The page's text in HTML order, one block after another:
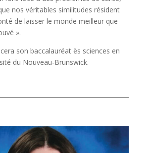
nos véritables similitudes résident
de laisser le monde meilleur que
».
son baccalauréat ès sciences en
du Nouveau-Brunswick.